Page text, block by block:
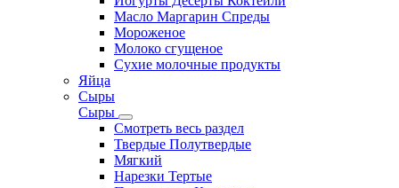
Масло Маргарин Спреды
Мороженое
Молоко сгущеное
Сухие молочные продукты
Яйца
Сыры
Сыры
Смотреть весь раздел
Твердые Полутвердые
Мягкий
Нарезки Тертые